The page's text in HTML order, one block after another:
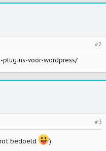
#2
voor-wordpress/
#3
bedoeld
)